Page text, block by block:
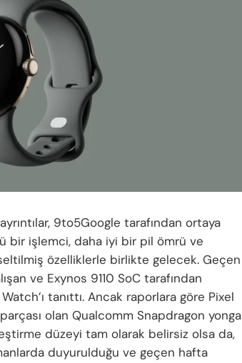
9to5Google tarafından ortaya
bir işlemci, daha iyi bir pil ömrü ve
özelliklerle birlikte gelecek. Geçen
ve Exynos 9110 SoC tarafından
tanıttı. Ancak raporlara göre Pixel
olan Qualcomm Snapdragon yonga
düzeyi tam olarak belirsiz olsa da,
duyurulduğu ve geçen hafta